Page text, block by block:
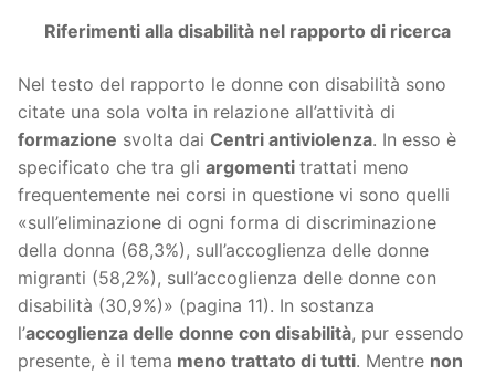
Riferimenti alla disabilità nel rapporto di ricerca
Nel testo del rapporto le donne con disabilità sono
citate una sola volta in relazione all’attività di
formazione svolta dai Centri antiviolenza. In esso è
specificato che tra gli argomenti trattati meno
frequentemente nei corsi in questione vi sono quelli
«sull’eliminazione di ogni forma di discriminazione
della donna (68,3%), sull’accoglienza delle donne
migranti (58,2%), sull’accoglienza delle donne con
disabilità (30,9%)» (pagina 11). In sostanza
l’accoglienza delle donne con disabilità, pur essendo
presente, è il tema meno trattato di tutti. Mentre non